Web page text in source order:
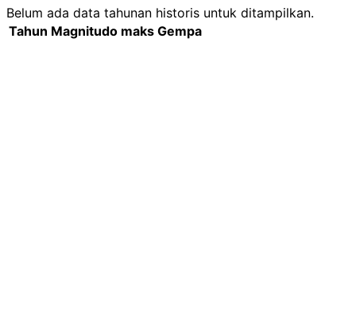
Belum ada data tahunan historis untuk ditampilkan.
Tahun Magnitudo maks Gempa